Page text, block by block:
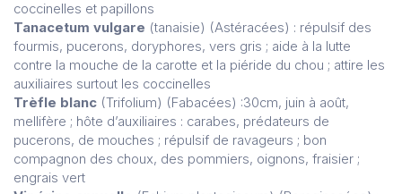
coccinelles et papillons
Tanacetum vulgare (tanaisie) (Astéracées) : répulsif des
fourmis, pucerons, doryphores, vers gris ; aide à la lutte
contre la mouche de la carotte et la piéride du chou ; attire les
auxiliaires surtout les coccinelles
Trèfle blanc (Trifolium) (Fabacées) :30cm, juin à août,
mellifère ; hôte d’auxiliaires : carabes, prédateurs de
pucerons, de mouches ; répulsif de ravageurs ; bon
compagnon des choux, des pommiers, oignons, fraisier ;
engrais vert